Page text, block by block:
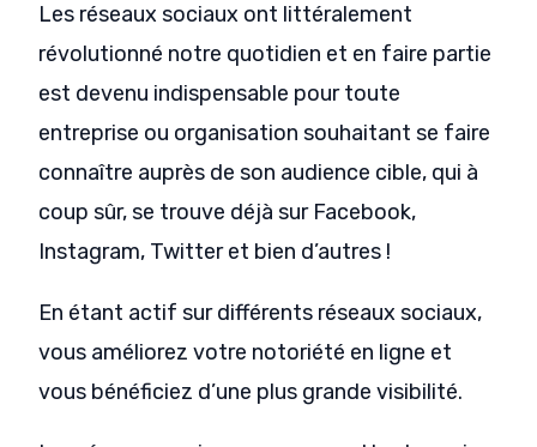
Les réseaux sociaux ont littéralement
révolutionné notre quotidien et en faire partie
est devenu indispensable pour toute
entreprise ou organisation souhaitant se faire
connaître auprès de son audience cible, qui à
coup sûr, se trouve déjà sur Facebook,
Instagram, Twitter et bien d’autres !
En étant actif sur différents réseaux sociaux,
vous améliorez votre notoriété en ligne et
vous bénéficiez d’une plus grande visibilité.